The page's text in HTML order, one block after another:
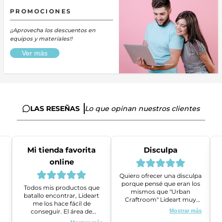
PROMOCIONES
¡¡Aprovecha los descuentos en
equipos y materiales!!
Ver más
LAS RESEÑAS Lo que opinan nuestros clientes
Mi tienda favorita
online
Todos mis productos que
batallo encontrar, Lideart
me los hace fácil de
conseguir. El área de
ventas es super amable y
Disculpa
Quiero ofrecer una disculpa
porque pensé que eran los
mismos que "Urban
Craftroom" Lideart muy
amables me ayudaron a
gestionar un problema que
Mostrar más